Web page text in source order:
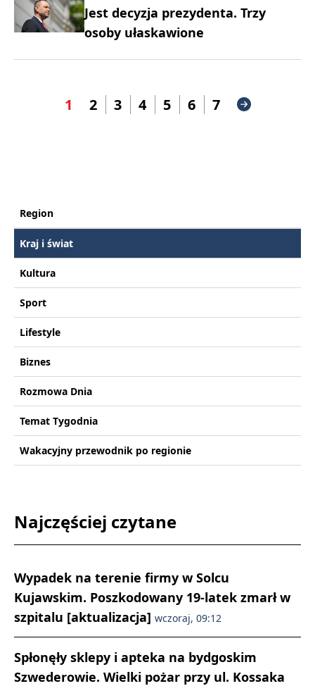
Jest decyzja prezydenta. Trzy
osoby ułaskawione
1 2 3 4 5 6 7
Region
Kraj i świat
Kultura
Sport
Lifestyle
Biznes
Rozmowa Dnia
Temat Tygodnia
Wakacyjny przewodnik po regionie
Najczęściej czytane
Wypadek na terenie firmy w Solcu
Kujawskim. Poszkodowany 19-latek zmarł w
szpitalu [aktualizacja] wczoraj, 09:12
Spłonęły sklepy i apteka na bydgoskim
Szwederowie. Wielki pożar przy ul. Kossaka